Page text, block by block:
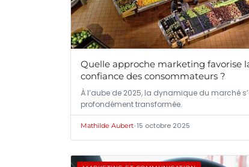
Quelle approche marketing favorise
confiance des consommateurs ?
À l’aube de 2025, la dynamique du marché
profondément transformée.
Mathilde Aubert•15 octobre 2025